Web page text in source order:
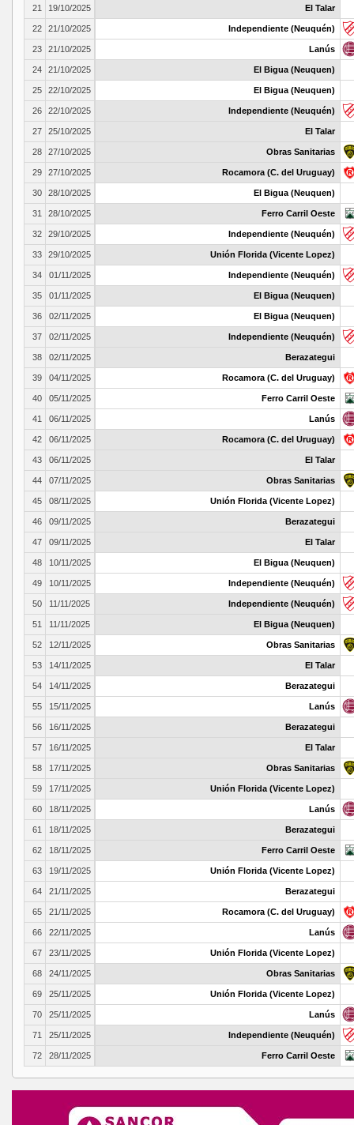
21 19/10/2025 El Talar
22 21/10/2025 Independiente (Neuquén)
23 21/10/2025 Lanús
24 21/10/2025 El Bigua (Neuquen)
25 22/10/2025 El Bigua (Neuquen)
26 22/10/2025 Independiente (Neuquén)
27 25/10/2025 El Talar
28 27/10/2025 Obras Sanitarias
29 27/10/2025 Rocamora (C. del Uruguay)
30 28/10/2025 El Bigua (Neuquen)
31 28/10/2025 Ferro Carril Oeste
32 29/10/2025 Independiente (Neuquén)
33 29/10/2025 Unión Florida (Vicente Lopez)
34 01/11/2025 Independiente (Neuquén)
35 01/11/2025 El Bigua (Neuquen)
36 02/11/2025 El Bigua (Neuquen)
37 02/11/2025 Independiente (Neuquén)
38 02/11/2025 Berazategui
39 04/11/2025 Rocamora (C. del Uruguay)
40 05/11/2025 Ferro Carril Oeste
41 06/11/2025 Lanús
42 06/11/2025 Rocamora (C. del Uruguay)
43 06/11/2025 El Talar
44 07/11/2025 Obras Sanitarias
45 08/11/2025 Unión Florida (Vicente Lopez)
46 09/11/2025 Berazategui
47 09/11/2025 El Talar
48 10/11/2025 El Bigua (Neuquen)
49 10/11/2025 Independiente (Neuquén)
50 11/11/2025 Independiente (Neuquén)
51 11/11/2025 El Bigua (Neuquen)
52 12/11/2025 Obras Sanitarias
53 14/11/2025 El Talar
54 14/11/2025 Berazategui
55 15/11/2025 Lanús
56 16/11/2025 Berazategui
57 16/11/2025 El Talar
58 17/11/2025 Obras Sanitarias
59 17/11/2025 Unión Florida (Vicente Lopez)
60 18/11/2025 Lanús
61 18/11/2025 Berazategui
62 18/11/2025 Ferro Carril Oeste
63 19/11/2025 Unión Florida (Vicente Lopez)
64 21/11/2025 Berazategui
65 21/11/2025 Rocamora (C. del Uruguay)
66 22/11/2025 Lanús
67 23/11/2025 Unión Florida (Vicente Lopez)
68 24/11/2025 Obras Sanitarias
69 25/11/2025 Unión Florida (Vicente Lopez)
70 25/11/2025 Lanús
71 25/11/2025 Independiente (Neuquén)
72 28/11/2025 Ferro Carril Oeste